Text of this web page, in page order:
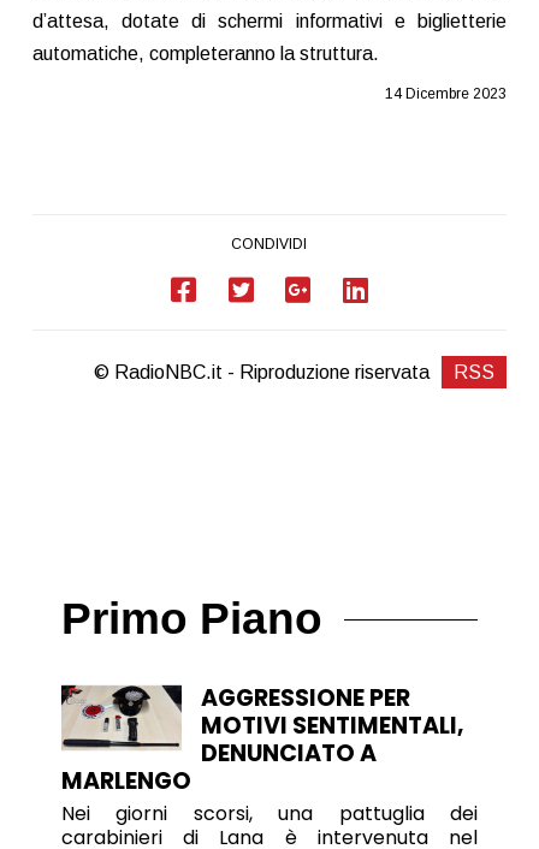
d’attesa, dotate di schermi informativi e biglietterie
automatiche, completeranno la struttura.
14 Dicembre 2023
CONDIVIDI
© RadioNBC.it - Riproduzione riservata RSS
Primo Piano
AGGRESSIONE PER
MOTIVI SENTIMENTALI,
DENUNCIATO A
MARLENGO
Nei giorni scorsi, una pattuglia dei
carabinieri di Lana è intervenuta nel